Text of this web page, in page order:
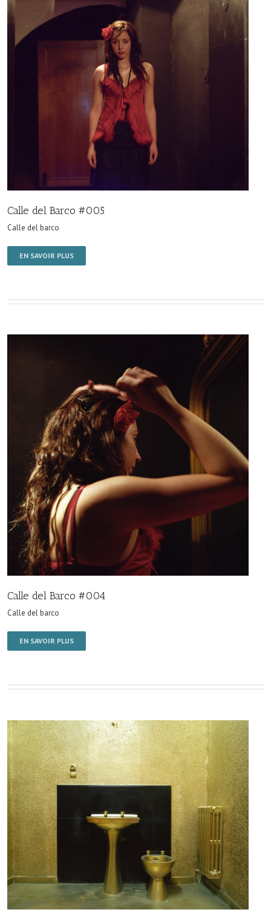
Calle del Barco #005
Calle del barco
EN SAVOIR PLUS
Calle del Barco #004
Calle del barco
EN SAVOIR PLUS